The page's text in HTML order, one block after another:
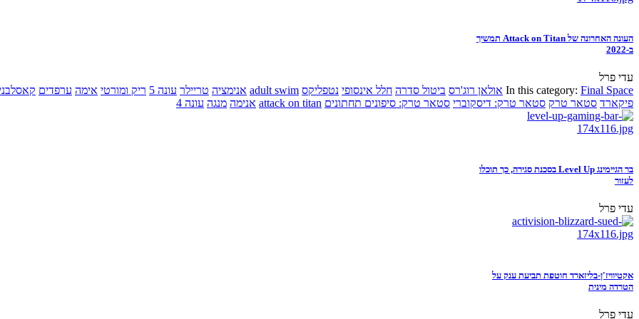
העונה האחרונה של Attack on Titan תמשיך
ב-2022
עדי פרל
In this category: Final Space אולאן רוג'רס ביטול סדרה חלל אינסופי נטפליקס adult swim אנימציה טריילר עונה 5 ריק ומורטי אימה ערפדים
פיקארד סטאר טרק סטאר טרק: דיסקוברי סטאר טרק: סיפונים תחתונים attack on titan אנימה מנגה עונה 4
בר הגיימינג Level Up בסכנת סגירה, כך תוכלו
לעזור
עדי פרל
אקטיוויז'ן-בליזארד חוטפת תביעת ענק על
הטרדה מינית
עדי פרל